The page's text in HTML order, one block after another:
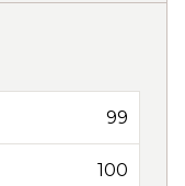
99
100